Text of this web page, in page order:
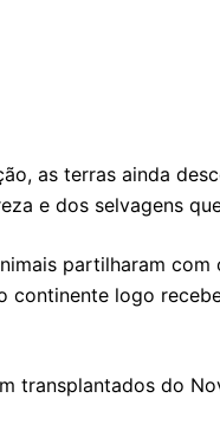
as terras ainda
e dos selvagens
partilharam
logo
transplantados do